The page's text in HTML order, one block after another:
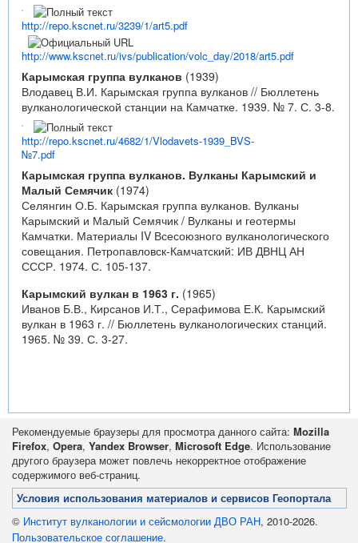
http://repo.kscnet.ru/3239/1/art5.pdf
http://www.kscnet.ru/ivs/publication/volc_day/2018/art5.pdf
Карымская группа вулканов (1939)
Влодавец В.И. Карымская группа вулканов // Бюллетень
вулканологической станции на Камчатке. 1939. № 7. С. 3-8.
http://repo.kscnet.ru/4682/1/Vlodavets-1939_BVS-
№7.pdf
Карымская группа вулканов. Вулканы Карымский и
Малый Семячик (1974)
Селянгин О.Б. Карымская группа вулканов. Вулканы
Карымский и Малый Семячик / Вулканы и геотермы
Камчатки. Материалы IV Всесоюзного вулканологического
совещания. Петропавловск-Камчатский: ИВ ДВНЦ АН
СССР. 1974. С. 105-137.
Карымский вулкан в 1963 г. (1965)
Иванов Б.В., Кирсанов И.Т., Серафимова Е.К. Карымский
вулкан в 1963 г. // Бюллетень вулканологических станций.
1965. № 39. С. 3-27.
Рекомендуемые браузеры для просмотра данного сайта: Mozilla
Firefox, Opera, Yandex Browser, Microsoft Edge. Использование
другого браузера может повлечь некорректное отображение
содержимого веб-страниц.
Условия использования материалов и сервисов Геопортала
© Институт вулканологии и сейсмологии ДВО РАН, 2010-2026.
Пользовательское соглашение.